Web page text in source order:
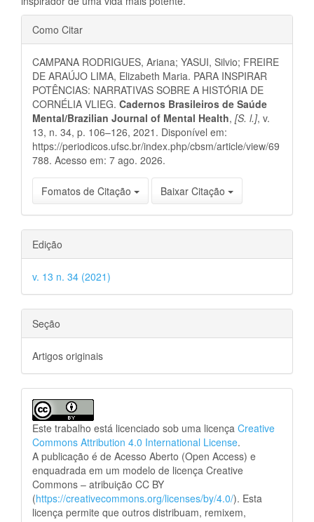
Detalhes
do
artigo
Como Citar
CAMPANA RODRIGUES, Ariana; YASUI, Silvio; FREIRE
DE ARAÚJO LIMA, Elizabeth Maria. PARA INSPIRAR
POTÊNCIAS: NARRATIVAS SOBRE A HISTÓRIA DE
CORNÉLIA VLIEG. Cadernos Brasileiros de Saúde
Mental/Brazilian Journal of Mental Health, [S. l.], v.
13, n. 34, p. 106–126, 2021. Disponível em:
https://periodicos.ufsc.br/index.php/cbsm/article/view/69
788. Acesso em: 7 ago. 2026.
Fomatos de Citação Baixar Citação
Edição
v. 13 n. 34 (2021)
Seção
Artigos originais
Este trabalho está licenciado sob uma licença Creative
Commons Attribution 4.0 International License.
A publicação é de Acesso Aberto (Open Access) e
enquadrada em um modelo de licença Creative
Commons – atribuição CC BY
(https://creativecommons.org/licenses/by/4.0/). Esta
licença permite que outros distribuam, remixem,